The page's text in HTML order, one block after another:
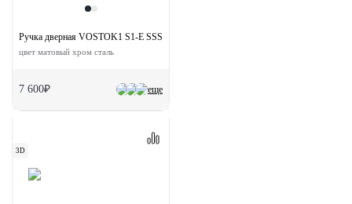
еще
Ручка дверная VOSTOK1 S1-E SSS на квадратной розетке
цвет матовый хром сталь
7 600₽
3D